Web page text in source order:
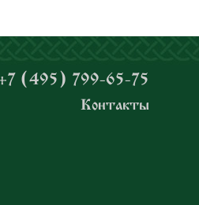
+7 (495) 799-65-75
Контакты